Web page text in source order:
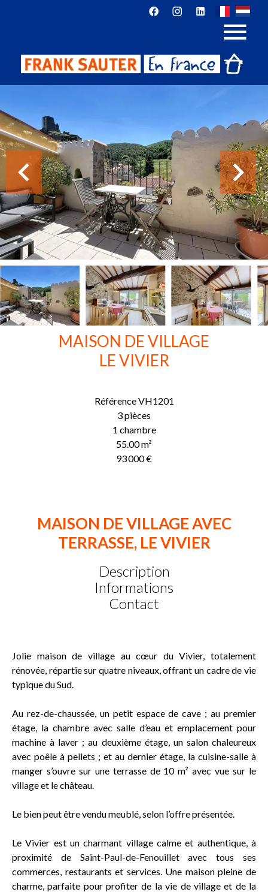
MAISON DE VILLAGE
LE VIVIER
RéférenceVH1201
3 pièces
1 chambre
55.00m²
93 000 €
MAISON DE VILLAGE AVEC
TERRASSE, LE VIVIER
Description
Informations
Contact
Jolie maison de village au cœur du Vivier, totalement
rénovée, répartie sur quatre niveaux, offrant un cadre de vie
typique du Sud.
Au rez-de-chaussée, un petit espace de cave ; au premier
étage, la chambre avec salle d’eau et emplacement pour
machine à laver ; au deuxième étage, un salon chaleureux
avec poêle à pellets ; et au dernier étage, la cuisine-salle à
manger s’ouvre sur une terrasse de 10 m² avec vue sur le
village et le château.
Le bien peut être vendu meublé, selon l’offre présentée.
Le Vivier est un charmant village calme et authentique, à
proximité de Saint-Paul-de-Fenouillet avec tous ses
commerces, restaurants et services. Une maison pleine de
charme, parfaite pour profiter de la vie de village et de la